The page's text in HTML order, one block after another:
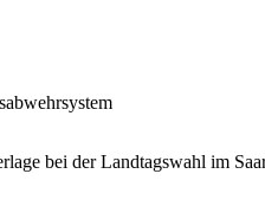
bei der Landtagswahl im